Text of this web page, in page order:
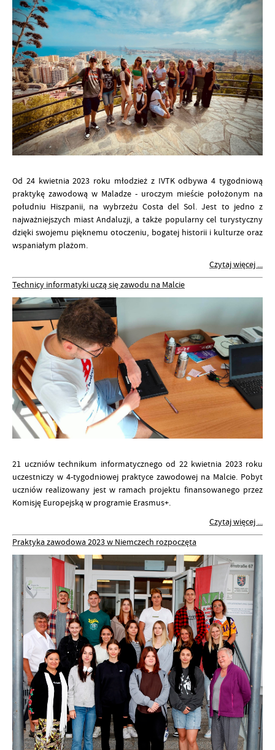
Od 24 kwietnia 2023 roku młodzież z IVTK odbywa 4 tygodniową
praktykę zawodową w Maladze - uroczym mieście położonym na
południu Hiszpanii, na wybrzeżu Costa del Sol. Jest to jedno z
najważniejszych miast Andaluzji, a także popularny cel turystyczny
dzięki swojemu pięknemu otoczeniu, bogatej historii i kulturze oraz
wspaniałym plażom.
Czytaj więcej ...
Technicy informatyki uczą się zawodu na Malcie
21 uczniów technikum informatycznego od 22 kwietnia 2023 roku
uczestniczy w 4-tygodniowej praktyce zawodowej na Malcie. Pobyt
uczniów realizowany jest w ramach projektu finansowanego przez
Komisję Europejską w programie Erasmus+.
Czytaj więcej ...
Praktyka zawodowa 2023 w Niemczech rozpoczęta